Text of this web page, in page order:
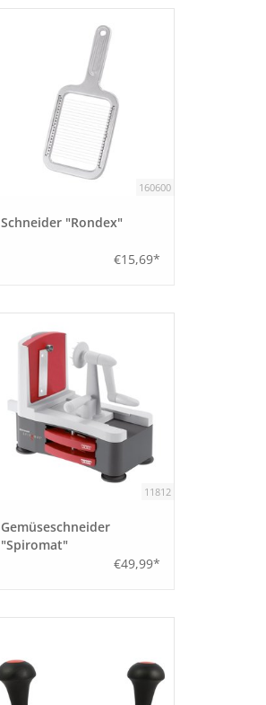
160600
Schneider "Rondex"
€15,69*
11812
Gemüseschneider
"Spiromat"
€49,99*